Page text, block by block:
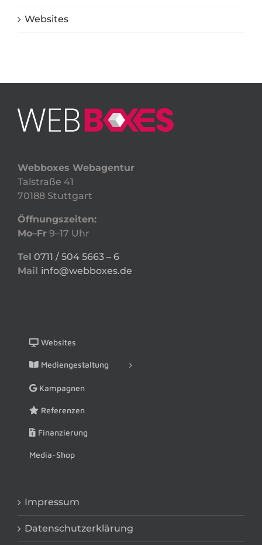
Websites
Webboxes Webagentur
Talstraße 41
70188 Stuttgart
Öffnungszeiten:
Mo–Fr 9–17 Uhr
Tel 0711 / 504 5663 – 6
Mail info@webboxes.de
Websites
Mediengestaltung
Kampagnen
Referenzen
Finanzierung
Media-Shop
Impressum
Datenschutzerklärung